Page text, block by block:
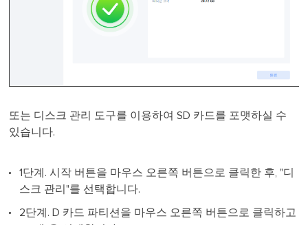
또는 디스크 관리 도구를 이용하여 SD 카드를 포맷하실 수
있습니다.
1단계. 시작 버튼을 마우스 오른쪽 버튼으로 클릭한 후, "디
스크 관리"를 선택합니다.
2단계. D 카드 파티션을 마우스 오른쪽 버튼으로 클릭하고